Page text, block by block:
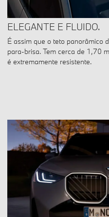
ELEGANTE E FLUIDO.
É assim que o teto panorâmico
para-brisa. Tem cerca de 1,70
é extremamente resistente.